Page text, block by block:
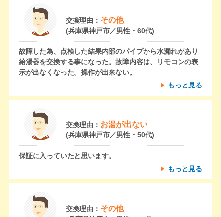
交換理由： その他
(兵庫県神戸市／男性・60代)
故障した為、点検した結果内部のパイプから水漏れがあり
給湯器を交換する事になった。故障内容は、リモコンの表
示が出なくなった。操作が出来ない。
もっと見る
交換理由： お湯が出ない
(兵庫県神戸市／男性・50代)
保証に入っていたと思います。
もっと見る
交換理由： その他